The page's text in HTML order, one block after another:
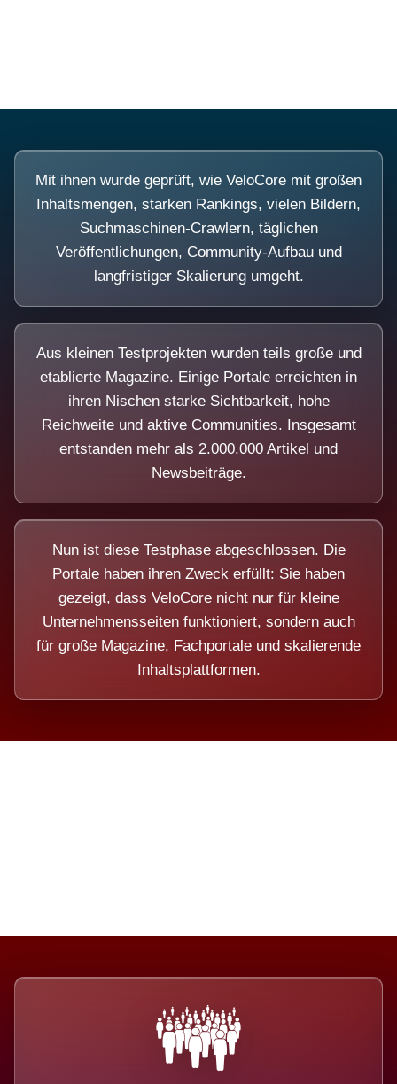
Mit ihnen wurde geprüft, wie VeloCore mit großen
Inhaltsmengen, starken Rankings, vielen Bildern,
Suchmaschinen-Crawlern, täglichen
Veröffentlichungen, Community-Aufbau und
langfristiger Skalierung umgeht.
Aus kleinen Testprojekten wurden teils große und
etablierte Magazine. Einige Portale erreichten in
ihren Nischen starke Sichtbarkeit, hohe
Reichweite und aktive Communities. Insgesamt
entstanden mehr als 2.000.000 Artikel und
Newsbeiträge.
Nun ist diese Testphase abgeschlossen. Die
Portale haben ihren Zweck erfüllt: Sie haben
gezeigt, dass VeloCore nicht nur für kleine
Unternehmensseiten funktioniert, sondern auch
für große Magazine, Fachportale und skalierende
Inhaltsplattformen.